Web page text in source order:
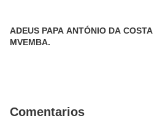
ADEUS PAPA ANTÓNIO DA COSTA
MVEMBA.
Comentarios